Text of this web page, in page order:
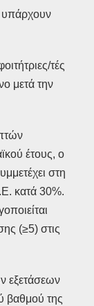
τές
μετά την
έτους, ο
στη
κατά 30%.
(≥5) στις
εξετάσεων
βαθμού της